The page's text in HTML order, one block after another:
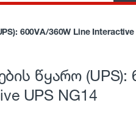
600VA/360W Line Interactive
წყარო (UPS):
UPS NG14